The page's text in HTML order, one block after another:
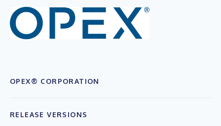
OPEX® CORPORATION
RELEASE VERSIONS